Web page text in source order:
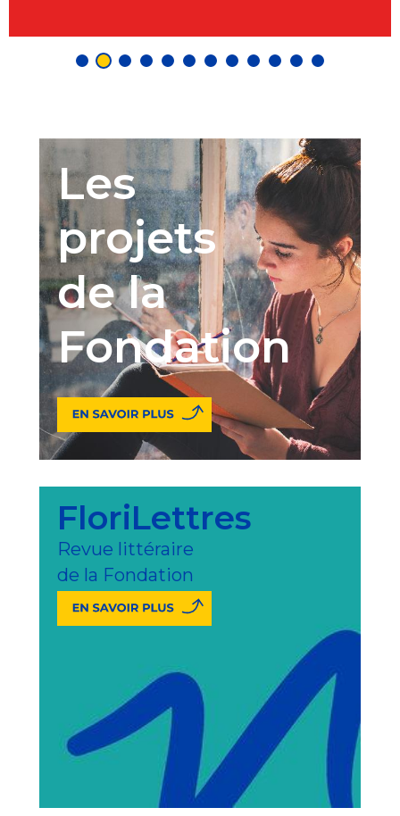
Les
projets
de la
Fondation
FloriLettres
Revue littéraire
de la Fondation